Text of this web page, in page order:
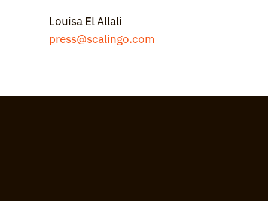
Louisa El Allali
press@scalingo.com